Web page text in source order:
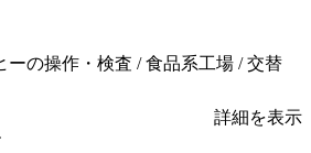
ーの操作・検査 / 食品系工場 / 交替
詳細を表示